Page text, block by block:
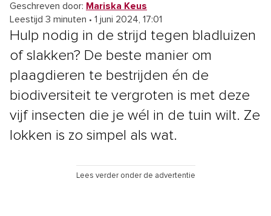
Geschreven door: Mariska Keus
Leestijd 3 minuten • 1 juni 2024, 17:01
Hulp nodig in de strijd tegen bladluizen
of slakken? De beste manier om
plaagdieren te bestrijden én de
biodiversiteit te vergroten is met deze
vijf insecten die je wél in de tuin wilt. Ze
lokken is zo simpel als wat.
Lees verder onder de advertentie